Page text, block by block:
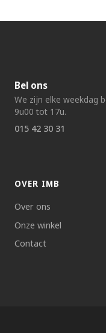
Bel ons
We zijn elke weekdag
9u00 tot 17u.
015 42 30 31
OVER IMB
Over ons
Onze winkel
Contact